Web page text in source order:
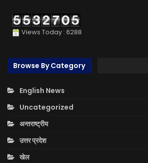
Views Today : 6288
Browse By Category
English News
Uncategorized
अन्तराष्ट्रीय
उत्तर प्रदेश
खेल